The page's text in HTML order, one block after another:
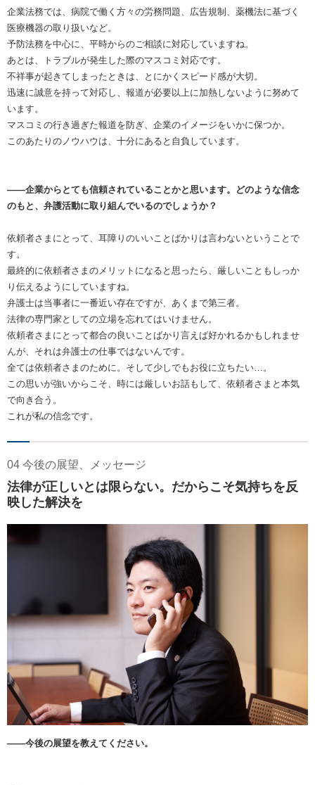
企業法務では、病院で働く方々の労務問題、広告規制、薬機法に基づく
医療機器の取り扱いなど。
予防法務を中心に、平時からのご相談に対応していますね。
あとは、トラブルが発生した際のマスコミ対応です。
不祥事が起きてしまったときは、とにかくスピード感が大切。
迅速に誠意を持って対応し、報道が必要以上に加熱しないように努めて
います。
マスコミの行き過ぎた報道を防ぎ、企業のイメージをいかに保つか。
このあたりのノウハウは、十分にあると自負しています。
――企業からとても信頼されていることかと思います。どのような信念
のもと、弁護活動に取り組んでいるのでしょうか？
依頼者さまにとって、耳障りのいいことばかりは言わないということで
す。
最終的に依頼者さまのメリットになると思ったら、厳しいこともしっか
り伝えるようにしていますね。
弁護士は当事者に一番近い存在ですが、あくまで第三者。
法律の専門家としての立場を忘れてはいけません。
依頼者さまにとって都合の良いことばかり言えば好かれるかもしれませ
んが、それは弁護士の仕事ではないんです。
全ては依頼者さまのために。そして少しでもお役に立ちたい…。
この思いが強いからこそ、時には厳しいお話もして、依頼者さまと本気
で向き合う。
これが私の信念です。
04 今後の展望、メッセージ
法律が正しいとは限らない。だからこそ気持ちを反
映した解決を
――今後の展望を教えてください。